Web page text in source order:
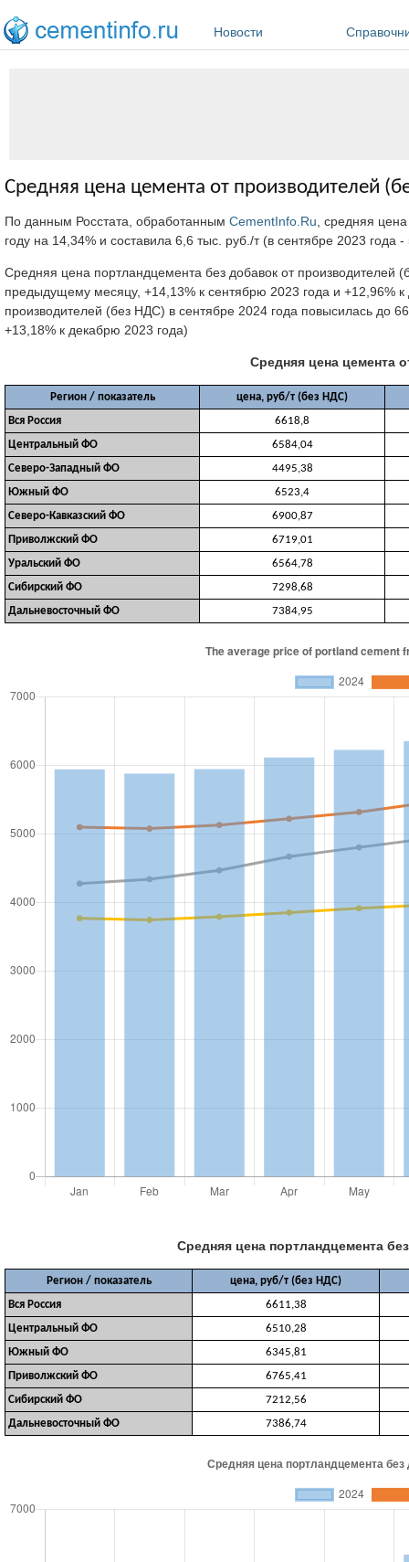
Новости
Средняя цена цемента от производителей
По данным Росстата, обработанным CementInfo.Ru , средняя
году на 14,34% и составила 6,6 тыс. руб./т (в сентябре 2023
Средняя цена портландцемента без добавок от производителей
предыдущему месяцу, +14,13% к сентябрю 2023 года и +12,96%
производителей (без НДС) в сентябре 2024 года повысилась до
+13,18% к декабрю 2023 года)
Средняя цена цемента
Регион / показатель
цена, руб/т (без НДС)
Вся Россия
6618,8
Центральный ФО
6584,04
Северо-Западный ФО
4495,38
Южный ФО
6523,4
Северо-Кавказский ФО
6900,87
Приволжский ФО
6719,01
Уральский ФО
6564,78
Сибирский ФО
7298,68
Дальневосточный ФО
7384,95
Средняя цена портландцемента
Регион / показатель
цена, руб/т (без НДС)
Вся Россия
6611,38
Центральный ФО
6510,28
Южный ФО
6345,81
Приволжский ФО
6765,41
Сибирский ФО
7212,56
Дальневосточный ФО
7386,74